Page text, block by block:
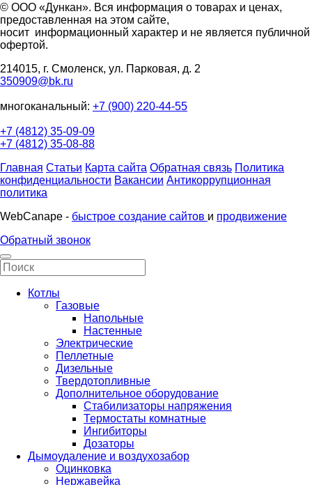
© ООО «Дункан». Вся информация о товарах и ценах,
предоставленная на этом сайте,
носит информационный характер и не является публичной
офертой.
214015, г. Смоленск, ул. Парковая, д. 2
350909@bk.ru
многоканальный: +7 (900) 220-44-55
+7 (4812) 35-09-09
+7 (4812) 35-08-88
Главная Статьи Карта сайта Обратная связь Политика
конфиденциальности Вакансии Антикоррупционная
политика
WebCanape - быстрое создание сайтов и продвижение
Обратный звонок
Котлы
Газовые
Напольные
Настенные
Электрические
Пеллетные
Дизельные
Твердотопливные
Дополнительное оборудование
Стабилизаторы напряжения
Термостаты комнатные
Ингибиторы
Дозаторы
Дымоудаление и воздухозабор
Оцинковка
Нержавейка